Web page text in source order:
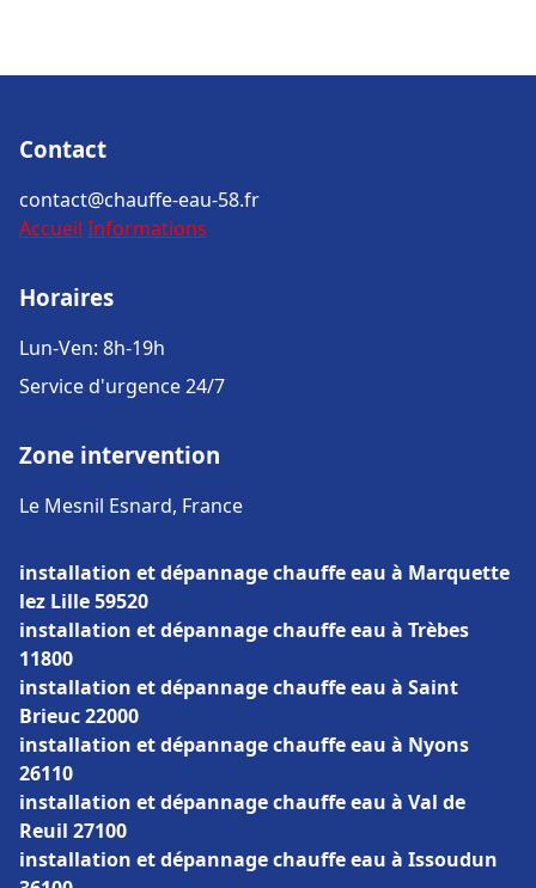
Contact
contact@chauffe-eau-58.fr
Accueil Informations
Horaires
Lun-Ven: 8h-19h
Service d'urgence 24/7
Zone intervention
Le Mesnil Esnard, France
installation et dépannage chauffe eau à Marquette
lez Lille 59520
installation et dépannage chauffe eau à Trèbes
11800
installation et dépannage chauffe eau à Saint
Brieuc 22000
installation et dépannage chauffe eau à Nyons
26110
installation et dépannage chauffe eau à Val de
Reuil 27100
installation et dépannage chauffe eau à Issoudun